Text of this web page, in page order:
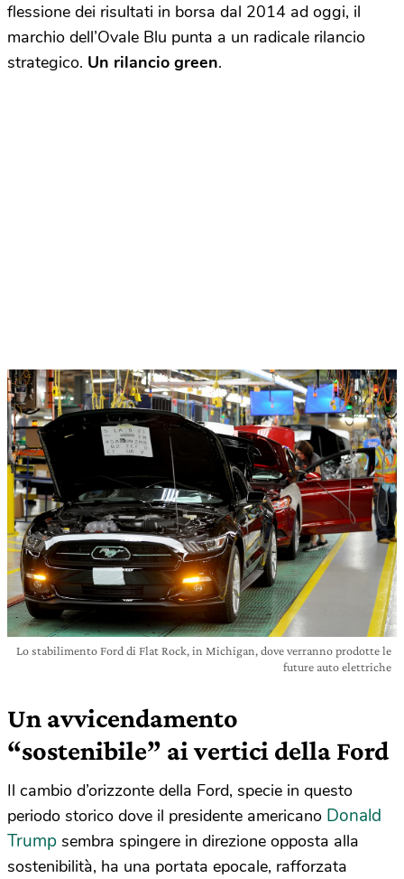
flessione dei risultati in borsa dal 2014 ad oggi, il
marchio dell’Ovale Blu punta a un radicale rilancio
strategico. Un rilancio green.
Lo stabilimento Ford di Flat Rock, in Michigan, dove verranno prodotte le
future auto elettriche
Un avvicendamento
“sostenibile” ai vertici della Ford
Il cambio d’orizzonte della Ford, specie in questo
periodo storico dove il presidente americano Donald
Trump sembra spingere in direzione opposta alla
sostenibilità, ha una portata epocale, rafforzata